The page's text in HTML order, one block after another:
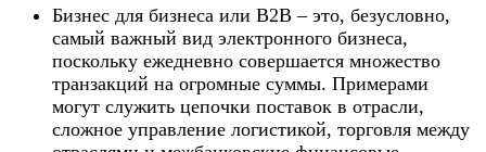
Бизнес для бизнеса или B2B – это, безусловно,
самый важный вид электронного бизнеса,
поскольку ежедневно совершается множество
транзакций на огромные суммы. Примерами
могут служить цепочки поставок в отрасли,
сложное управление логистикой, торговля между